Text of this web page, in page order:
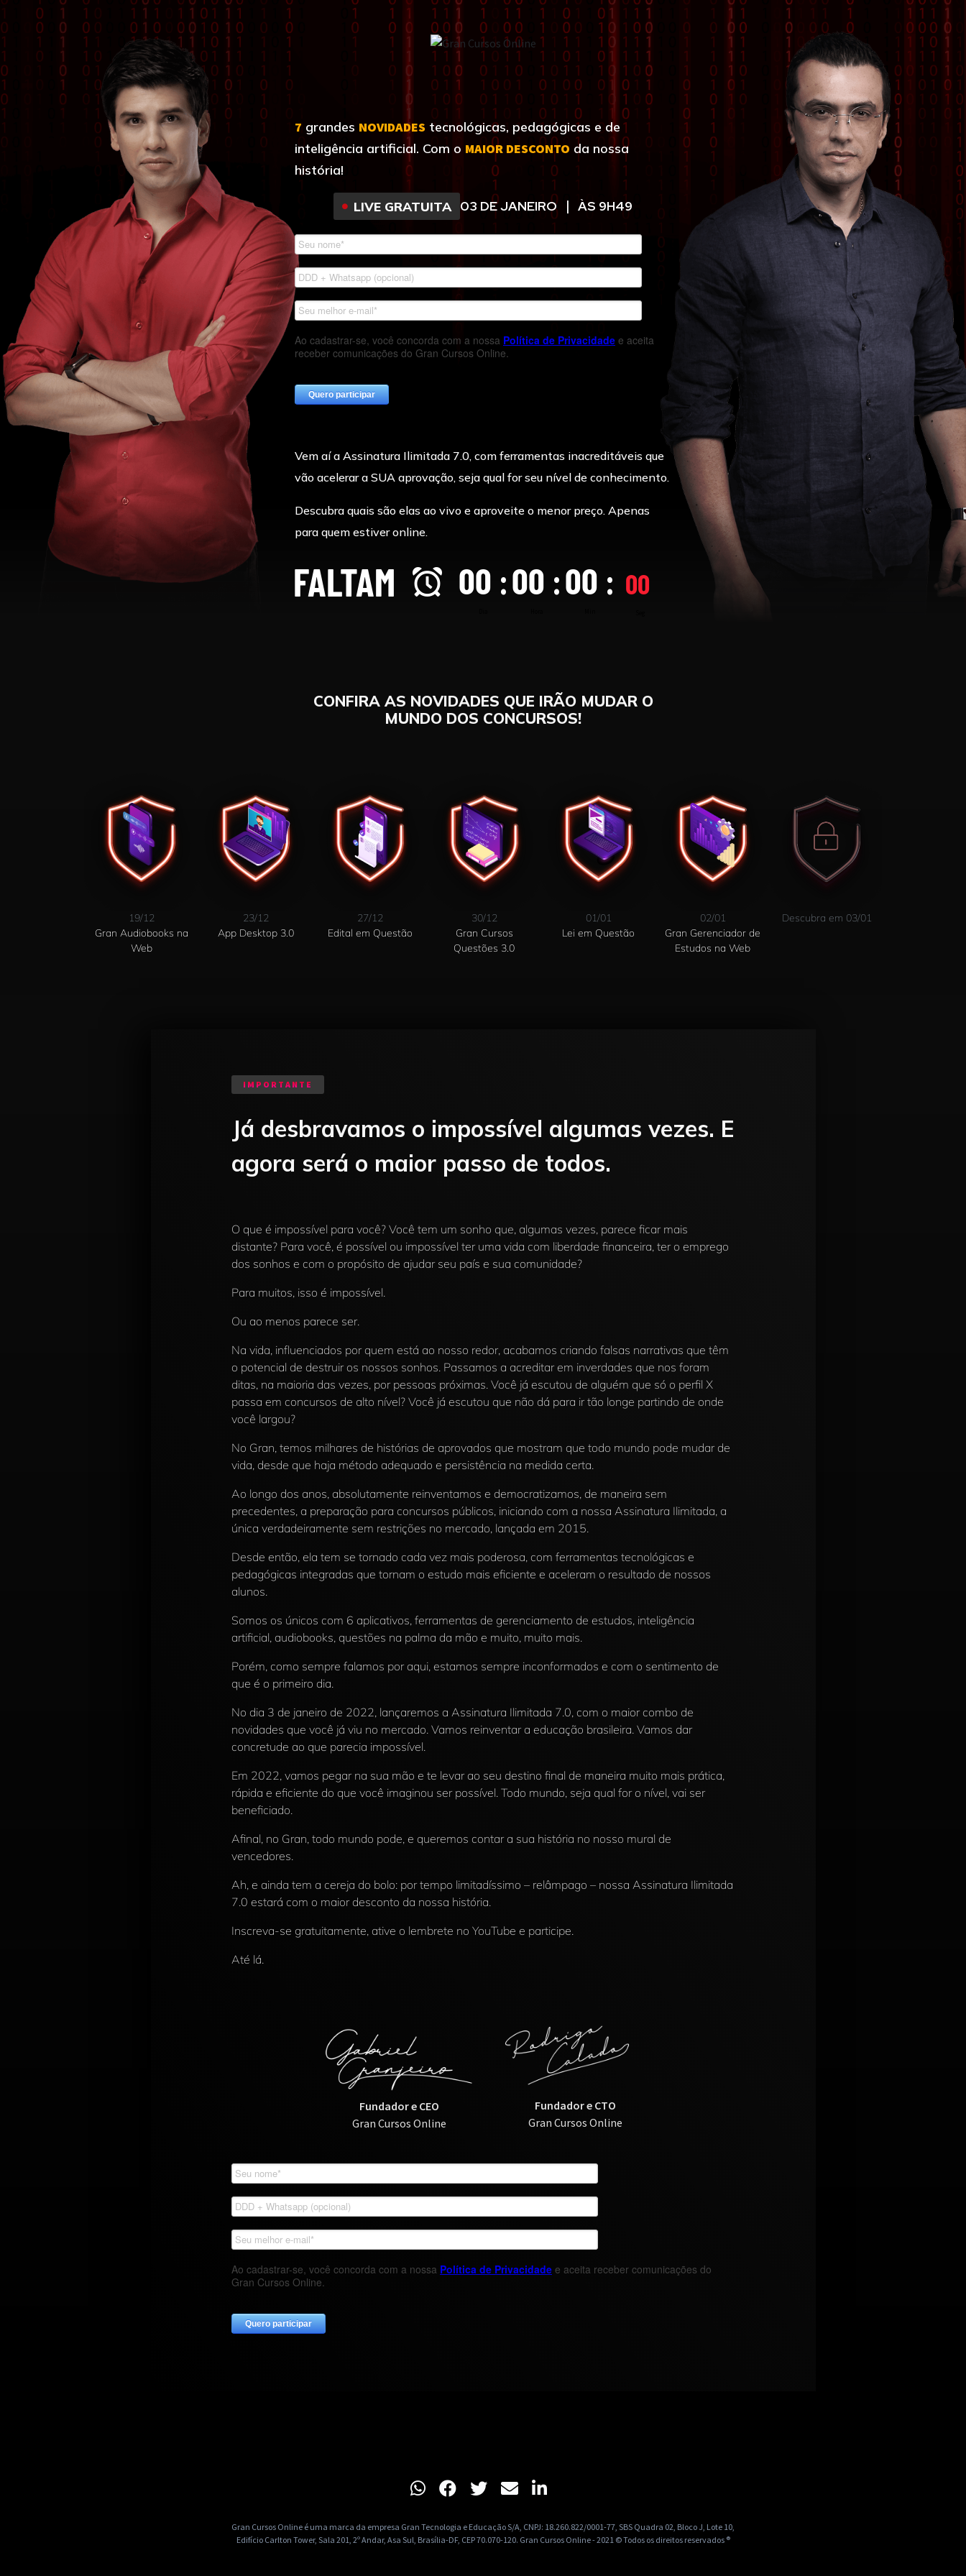
7 grandes NOVIDADEStecnológicas, pedagógicas e de
inteligência artificial. Com o MAIOR DESCONTO da nossa
história!
LIVE GRATUITA 03 DE JANEIRO ÀS 9H49
Vem aí a Assinatura Ilimitada 7.0, com ferramentas inacreditáveis que
vão acelerar a SUA aprovação, seja qual for seu nível de conhecimento.
Descubra quais são elas ao vivo e aproveite o menor preço. Apenas
para quem estiver online.
FALTAM 00 :00 :00 : 00
CONFIRA AS NOVIDADES QUE IRÃO MUDAR O
MUNDO DOS CONCURSOS!
19/12
Gran Audiobooks na
Web
23/12
App Desktop 3.0
27/12
Edital em Questão
30/12
Gran Cursos
Questões 3.0
01/01
Lei em Questão
02/01
Gran Gerenciador de
Estudos na Web
Descubra em 03/01
IMPORTANTE
Já desbravamos o impossível algumas vezes. E
agora será o maior passo de todos.
O que é impossível para você? Você tem um sonho que, algumas vezes, parece ficar mais
distante? Para você, é possível ou impossível ter uma vida com liberdade financeira, ter o emprego
dos sonhos e com o propósito de ajudar seu país e sua comunidade?
Para muitos, isso é impossível.
Ou ao menos parece ser.
Na vida, influenciados por quem está ao nosso redor, acabamos criando falsas narrativas que têm
o potencial de destruir os nossos sonhos. Passamos a acreditar em inverdades que nos foram
ditas, na maioria das vezes, por pessoas próximas. Você já escutou de alguém que só o perfil X
passa em concursos de alto nível? Você já escutou que não dá para ir tão longe partindo de onde
você largou?
No Gran, temos milhares de histórias de aprovados que mostram que todo mundo pode mudar de
vida, desde que haja método adequado e persistência na medida certa.
Ao longo dos anos, absolutamente reinventamos e democratizamos, de maneira sem
precedentes, a preparação para concursos públicos, iniciando com a nossa Assinatura Ilimitada, a
única verdadeiramente sem restrições no mercado, lançada em 2015.
Desde então, ela tem se tornado cada vez mais poderosa, com ferramentas tecnológicas e
pedagógicas integradas que tornam o estudo mais eficiente e aceleram o resultado de nossos
alunos.
Somos os únicos com 6 aplicativos, ferramentas de gerenciamento de estudos, inteligência
artificial, audiobooks, questões na palma da mão e muito, muito mais.
Porém, como sempre falamos por aqui, estamos sempre inconformados e com o sentimento de
que é o primeiro dia.
No dia 3 de janeiro de 2022, lançaremos a Assinatura Ilimitada 7.0, com o maior combo de
novidades que você já viu no mercado. Vamos reinventar a educação brasileira. Vamos dar
concretude ao que parecia impossível.
Em 2022, vamos pegar na sua mão e te levar ao seu destino final de maneira muito mais prática,
rápida e eficiente do que você imaginou ser possível. Todo mundo, seja qual for o nível, vai ser
beneficiado.
Afinal, no Gran, todo mundo pode, e queremos contar a sua história no nosso mural de
vencedores.
Ah, e ainda tem a cereja do bolo: por tempo limitadíssimo – relâmpago – nossa Assinatura Ilimitada
7.0 estará com o maior desconto da nossa história.
Inscreva-se gratuitamente, ative o lembrete no YouTube e participe.
Até lá.
Fundador e CEO
Gran Cursos Online
Fundador e CTO
Gran Cursos Online
Gran Cursos Online é uma marca da empresa Gran Tecnologia e Educação S/A, CNPJ: 18.260.822/0001-77, SBS Quadra 02, Bloco J, Lote 10,
Edifício Carlton Tower, Sala 201, 2º Andar, Asa Sul, Brasília-DF, CEP 70.070-120. Gran Cursos Online - 2021 © Todos os direitos reservados ®